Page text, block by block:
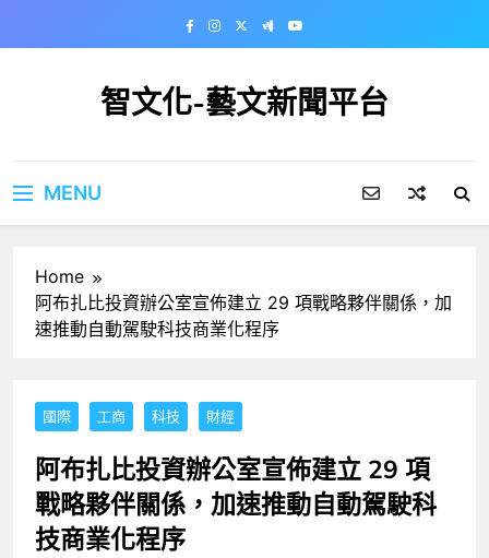
智文化-藝文新聞平台
MENU
Home
阿布扎比投資辦公室宣佈建立 29 項戰略夥伴關係，加
速推動自動駕駛科技商業化程序
國際 工商 科技 財經
阿布扎比投資辦公室宣佈建立 29 項
戰略夥伴關係，加速推動自動駕駛科
技商業化程序